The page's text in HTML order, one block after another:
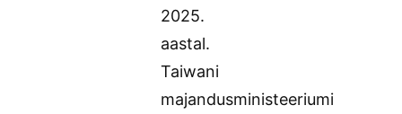
2025.
aastal.
Taiwani
majandusministeeriumi